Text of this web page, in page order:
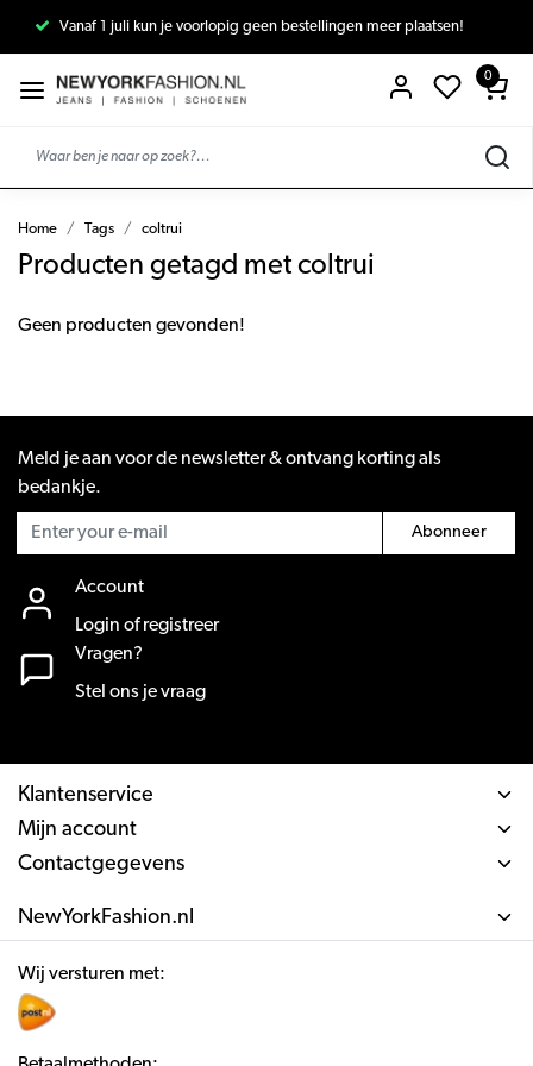
Vanaf 1 juli kun je voorlopig geen bestellingen meer plaatsen!
0
Home Tags coltrui
Producten getagd met coltrui
Geen producten gevonden!
Meld je aan voor de newsletter & ontvang korting als
bedankje.
Abonneer
Account
Login of registreer
Vragen?
Stel ons je vraag
Klantenservice
Mijn account
Contactgegevens
NewYorkFashion.nl
Wij versturen met: